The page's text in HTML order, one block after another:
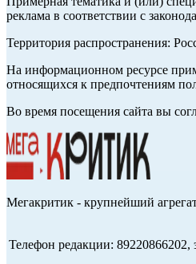
реклама в соответствии с
Территория распространения:
На информационном ресурсе
относящихся к предпочтениям
Во время посещения сайта вы
Мегакритик - крупнейший
Телефон редакции: 89220866202,